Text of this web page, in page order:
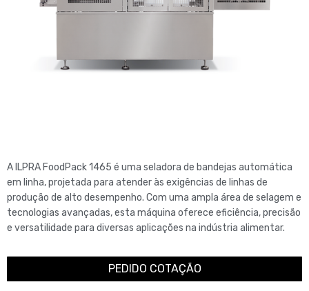
A ILPRA FoodPack 1465 é uma seladora de bandejas automática
em linha, projetada para atender às exigências de linhas de
produção de alto desempenho. Com uma ampla área de selagem e
tecnologias avançadas, esta máquina oferece eficiência, precisão
e versatilidade para diversas aplicações na indústria alimentar.
PEDIDO COTAÇÃO